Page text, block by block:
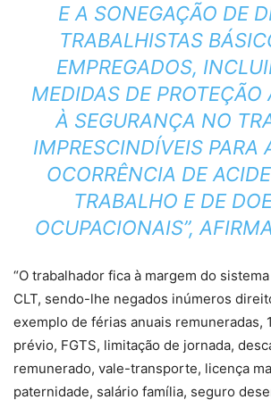
E A SONEGAÇÃO DE
TRABALHISTAS
EMPREGADOS,
MEDIDAS DE PROTEÇÃO
À SEGURANÇA NO
IMPRESCINDÍVEIS PARA
OCORRÊNCIA DE
TRABALHO E DE
OCUPACIONAIS”,
“O trabalhador fica à margem do
CLT, sendo-lhe negados inúmeros
exemplo de férias anuais remuneradas,
prévio, FGTS, limitação de jornada,
remunerado, vale-transporte, licença
paternidade, salário família, seguro